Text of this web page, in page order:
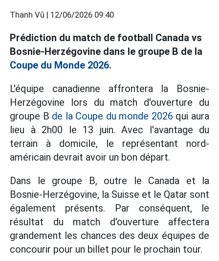
Thanh Vũ | 12/06/2026 09:40
Prédiction du match de football Canada vs
Bosnie-Herzégovine dans le groupe B de la
Coupe du Monde 2026.
L'équipe canadienne affrontera la Bosnie-
Herzégovine lors du match d'ouverture du
groupe B de la Coupe du monde 2026 qui aura
lieu à 2h00 le 13 juin. Avec l'avantage du
terrain à domicile, le représentant nord-
américain devrait avoir un bon départ.
Dans le groupe B, outre le Canada et la
Bosnie-Herzégovine, la Suisse et le Qatar sont
également présents. Par conséquent, le
résultat du match d'ouverture affectera
grandement les chances des deux équipes de
concourir pour un billet pour le prochain tour.